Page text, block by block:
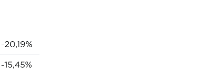
-20,19%
-15,45%